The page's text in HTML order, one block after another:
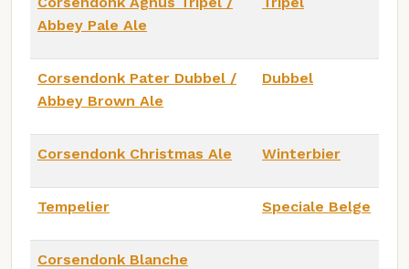
Abbey Pale Ale
Corsendonk Pater Dubbel /
Abbey Brown Ale
Dubbel
Corsendonk Christmas Ale Winterbier
Tempelier Speciale Belge
Corsendonk Blanche